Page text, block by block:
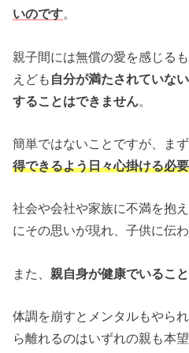
いのです。
親子間には無償の愛を感じる
えども 自分が満たされていな
することはできません
簡単ではないことですが、ま
得できるよう日々心掛ける必
社会や会社や家族に不満を抱
にその思いが現れ、子供に伝
また、親自身が健康でいるこ
体調を崩すとメンタルもやら
ら離れるのはいずれの親も本